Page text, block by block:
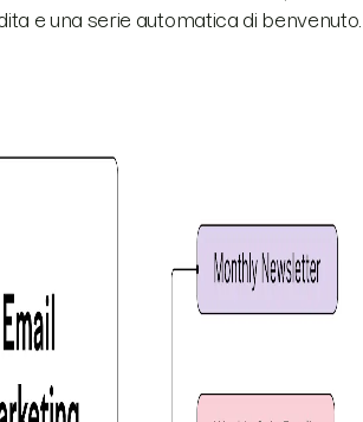
e una serie automatica di benvenuto.